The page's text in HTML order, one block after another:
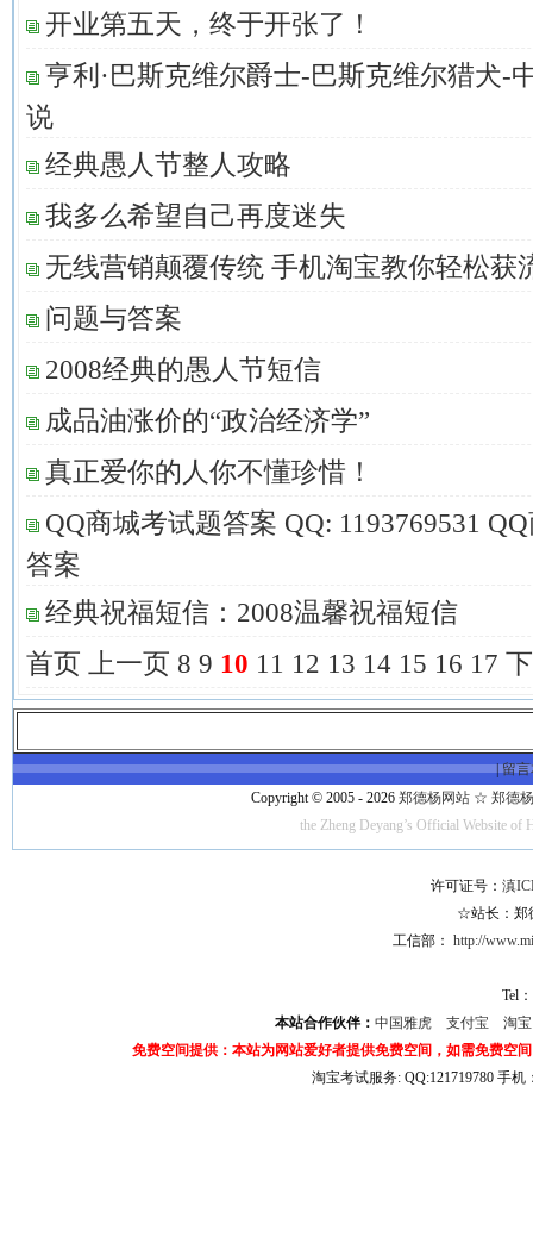
开业第五天，终于开张了！
亨利·巴斯克维尔爵士-巴斯克维尔猎犬-
说
经典愚人节整人攻略
我多么希望自己再度迷失
无线营销颠覆传统 手机淘宝教你轻松获
问题与答案
2008经典的愚人节短信
成品油涨价的“政治经济学”
真正爱你的人你不懂珍惜！
QQ商城考试题答案 QQ: 1193769531
答案
经典祝福短信：2008温馨祝福短信
首页
上一页 8 9 10 11 12 13 14 15 16 17
|留
Copyright © 2005 - 2026 郑德杨网站 ☆ 郑德杨
the Zheng Deyang’s Official Website
许可证号： 滇
☆站长：郑
工信部： http://
Tel
本站合作伙伴： 中国雅虎 支付宝
淘
免费空间提供：本站为网站爱好者提供免费空间，如需免费空
淘宝考试服务: QQ:121719780 手